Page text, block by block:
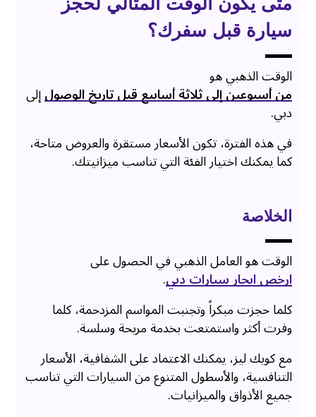
سيارة قبل سفرك؟
الوقت الذهبي هو
من أسبوعين إلى ثلاثة أسابيع قبل تاريخ الوصولإلى
دبي.
في هذه الفترة، تكون الأسعار مستقرة والعروض متاحة،
كما يمكنك اختيار الفئة التي تناسب ميزانيتك.
الخلاصة
الوقت هو العامل الذهبي في الحصول على
ارخص ايجار سيارات دبي.
كلما حجزت مبكراً وتجنبت المواسم المزدحمة، كلما
وفرت أكثر واستمتعت بخدمة مريحة وسلسة.
مع كويك ليز، يمكنك الاعتماد على الشفافية، الأسعار
التنافسية، والأسطول المتنوع من السيارات التي تناسب
جميع الأذواق والميزانيات.